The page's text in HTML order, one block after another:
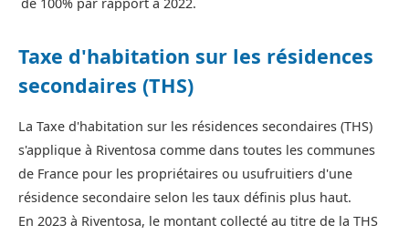
Taxe d'habitation sur les résidences
secondaires (THS)
La Taxe d'habitation sur les résidences secondaires (THS)
s'applique à Riventosa comme dans toutes les communes
de France pour les propriétaires ou usufruitiers d'une
résidence secondaire selon les taux définis plus haut.
En 2023 à Riventosa, le montant collecté au titre de la THS